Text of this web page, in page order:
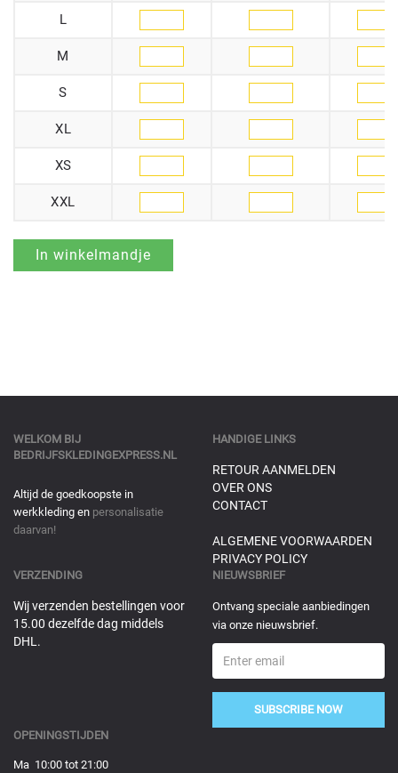
L
M
S
XL
XS
XXL
WELKOM BIJ
BEDRIJFSKLEDINGEXPRESS.NL
Altijd de goedkoopste in
werkkleding en personalisatie
daarvan!
HANDIGE LINKS
RETOUR AANMELDEN
OVER ONS
CONTACT
ALGEMENE VOORWAARDEN
PRIVACY POLICY
VERZENDING
Wij verzenden bestellingen voor
15.00 dezelfde dag middels
DHL.
NIEUWSBRIEF
Ontvang speciale aanbiedingen
via onze nieuwsbrief.
SUBSCRIBE NOW
OPENINGSTIJDEN
Ma 10:00 tot 21:00